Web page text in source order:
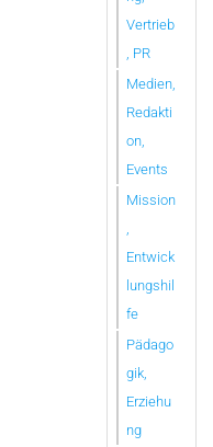
Vertrieb
, PR
Medien,
Redakti
on,
Events
Mission
,
Entwick
lungshil
fe
Pädago
gik,
Erziehu
ng